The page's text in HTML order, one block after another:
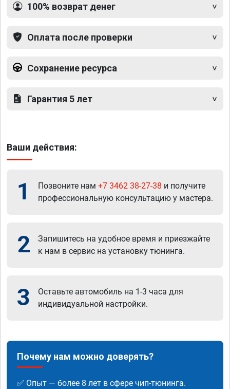
100% возврат денег
Оплата после проверки
Сохранение ресурса
Гарантия 5 лет
Ваши действия:
1 Позвоните нам +7 3462 38-27-38 и получите
профессиональную консультацию у мастера.
2
Запишитесь на удобное время и приезжайте
к нам в сервис на установку тюнинга.
3
Оставьте автомобиль на 1-3 часа для
индивидуальной настройки.
Почему нам можно доверять?
✅ Опыт — более 8 лет в сфере чип-тюнинга.